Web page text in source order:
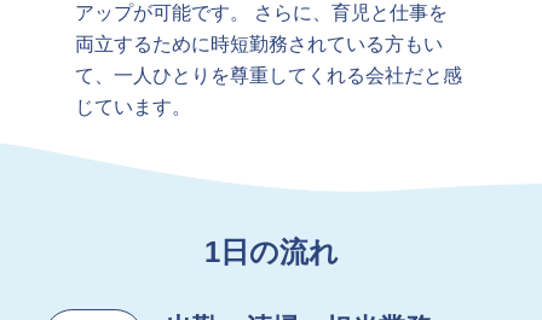
アップが可能です。 さらに、育児と仕事を
両立するために時短勤務されている方もい
て、一人ひとりを尊重してくれる会社だと感
じています。
1日の流れ